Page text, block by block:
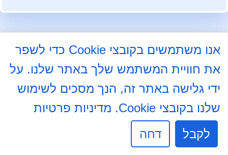
התלמוד 8א, באר שבע
08-6204000
08-6237234
info@mdb7.co.il
שעות פעילות מזכירות:
אנו משתמשים בקובצי Cookie כדי לשפר
את חוויית המשתמש שלך באתר שלנו. על
ידי גלישה באתר זה, הנך מסכים לשימוש
שלנו בקובצי Cookie.
מדיניות פרטיות
לקבל
דחה